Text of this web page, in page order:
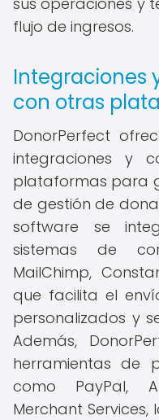
flujo de ingresos.
Integraciones
con otras
DonorPerfect
integraciones y
plataformas para
de gestión de
software se
sistemas de
MailChimp,
que facilita el
personalizados y
Además,
herramientas de
como PayPal,
Merchant